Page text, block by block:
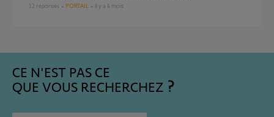
12 réponses PORTAIL il y a 4 mois
CE N'EST PAS CE
QUE VOUS RECHERCHEZ